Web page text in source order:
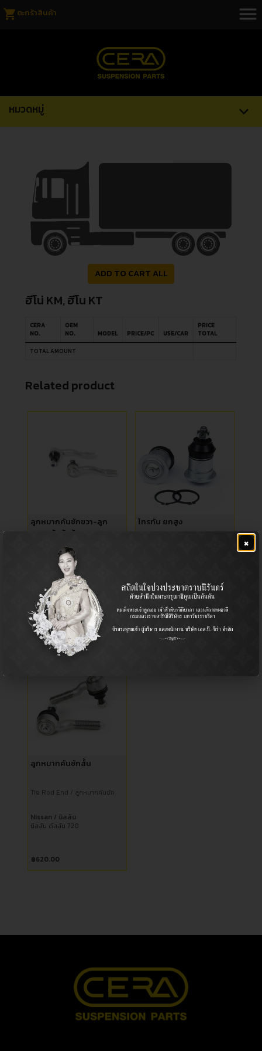
shopping_cart ตะกร้าสินค้า menu
หมวดหมู่ expand_more
ADD TO CART ALL
ฮีโน่ KM, ฮีโน KT
CERA
NO.
OEM
NO.
MODEL PRICE/PC USE/CAR
PRICE
TOTAL
TOTAL AMOUNT
Related product
ลูกหมากคันชักขวา-ลูก
หมากคันชักซ้าย
Tie Rod End / ลูกหมากคันชัก
Chevrolet / เชฟโรเลต
เชฟโรเลต ออพตร้า
฿1,000.00
ไทรทัน ยกสูง
฿1,800.00
ลูกหมากคันชักสั้น
Tie Rod End / ลูกหมากคันชัก
Nissan / นิสสัน
นิสสัน ดัสสัน 720
฿620.00
×